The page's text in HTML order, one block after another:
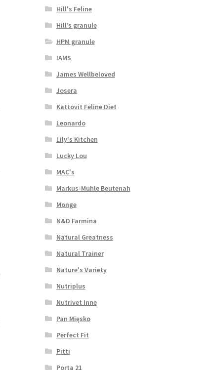
Hill's Feline
Hill’s granule
HPM granule
IAMS
James Wellbeloved
Josera
Kattovit Feline Diet
Leonardo
Lily's Kitchen
Lucky Lou
MAC's
Markus-Mühle Beutenah
Monge
N&D Farmina
Natural Greatness
Natural Trainer
Nature's Variety
Nutriplus
Nutrivet Inne
Pan Mięsko
Perfect Fit
Pitti
Porta 21